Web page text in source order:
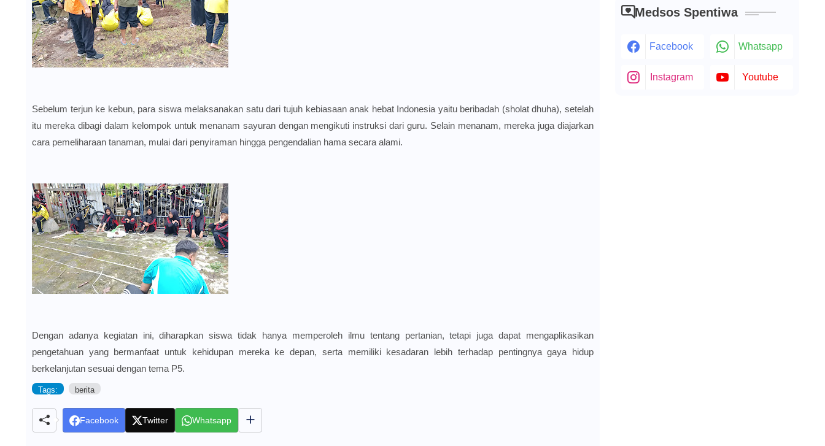
Sebelum terjun ke kebun, para siswa melaksanakan satu dari tujuh kebiasaan anak hebat Indonesia yaitu beribadah (sholat dhuha), setelah
itu mereka dibagi dalam kelompok untuk menanam sayuran dengan mengikuti instruksi dari guru. Selain menanam, mereka juga diajarkan
cara pemeliharaan tanaman, mulai dari penyiraman hingga pengendalian hama secara alami.
Dengan adanya kegiatan ini, diharapkan siswa tidak hanya memperoleh ilmu tentang pertanian, tetapi juga dapat mengaplikasikan
pengetahuan yang bermanfaat untuk kehidupan mereka ke depan, serta memiliki kesadaran lebih terhadap pentingnya gaya hidup
berkelanjutan sesuai dengan tema P5.
Tags: berita
Facebook Twitter Whatsapp
Medsos Spentiwa
Facebook Whatsapp
Instagram Youtube